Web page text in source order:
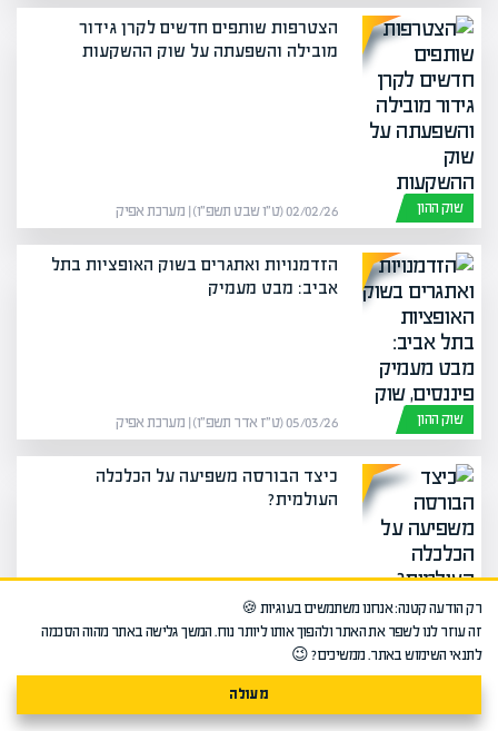
שוק ההון
הצטרפות שותפים חדשים לקרן גידור
מובילה והשפעתה על שוק ההשקעות
02/02/26 (ט״ו שבט תשפ״ו) | מערכת אפיק
שוק ההון
הזדמנויות ואתגרים בשוק האופציות בתל
אביב: מבט מעמיק
05/03/26 (ט״ז אדר תשפ״ו) | מערכת אפיק
שוק ההון
כיצד הבורסה משפיעה על הכלכלה
העולמית?
01/02/26 (י״ד שבט תשפ״ו) | מערכת אפיק
למה כדאי ללמוד השקעה במטבעות
דיגיטליים?
רק הודעה קטנה: אנחנו משתמשים בעוגיות 🍪
זה עוזר לנו לשפר את האתר ולהפוך אותו ליותר נוח. המשך גלישה באתר מהוה הסכמה
לתנאי השימוש באתר. ממשיכים? 😉
מעולה